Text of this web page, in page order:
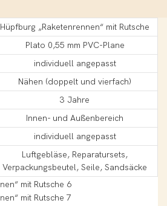
Hüpfburg „Raketenrennen“ mit Rutsche
Plato 0,55 mm PVC-Plane
individuell angepasst
Nähen (doppelt und vierfach)
3 Jahre
Innen- und Außenbereich
individuell angepasst
Luftgebläse, Reparatursets,
Verpackungsbeutel, Seile, Sandsäcke